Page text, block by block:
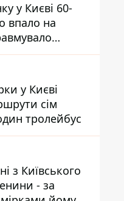
у Києві 60-
впало на
у Києві
сім
тролейбус
з Київського
- за